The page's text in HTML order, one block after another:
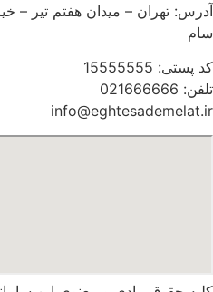
آدرس: تهران – میدان هفتم تیر –
سام
کد پستی: 15555555
تلفن: 021666666
info@eghtesademelat.ir